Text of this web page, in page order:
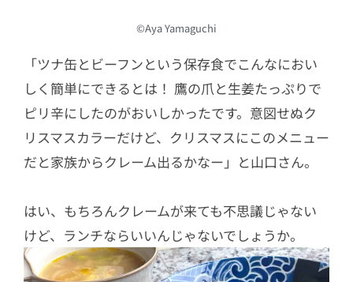
©Aya Yamaguchi
「ツナ缶とビーフンという保存食でこんなにおい
しく簡単にできるとは！ 鷹の爪と生姜たっぷりで
ピリ辛にしたのがおいしかったです。意図せぬク
リスマスカラーだけど、クリスマスにこのメニュー
だと家族からクレーム出るかなー」と山口さん。
はい、もちろんクレームが来ても不思議じゃない
けど、ランチならいいんじゃないでしょうか。